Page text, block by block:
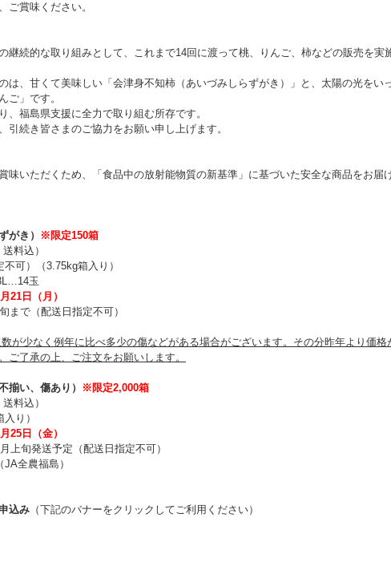
ご賞味ください。
継続的な取り組みとして、これまで14回に渡って桃、りんご、柿などの販売を実
は、甘くて美味しい「会津身不知柿（あいづみしらずがき）」と、太陽の光をい
ご」です。
、福島県支援に全力で取り組む所存です。
引続き皆さまのご協力をお願い申し上げます。
味いただくため、「食品中の放射能物質の新基準」に基づいた安全な商品をお届
がき）
※限定150箱
料込）
可）（3.75kg箱入り）
玉
21日（月）
で（配送日指定不可）
が少なく例年に比べ多少の傷などがある場合がございます。その分昨年より価格
ご了承の上、ご注文をお願いします。
揃い、傷あり）
※限定2,000箱
料込）
り）
25日（金）
上旬発送予定（配送日指定不可）
全農福島）
込み （下記のバナーをクリックしてご利用ください）